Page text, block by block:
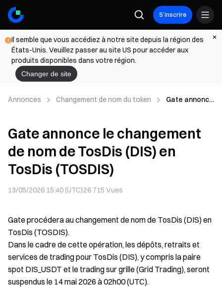
S’inscrire
Il semble que vous accédiez à notre site depuis la région des
États-Unis. Veuillez passer au site US pour accéder aux
produits disponibles dans votre région.
Changer de site
Annonces Changement de nom du token
Gate annonce
de nom de
TosDis (DIS)
en TosDis
Gate annonce le changement
de nom de TosDis (DIS) en
TosDis (TOSDIS)
13/05/2026 15:40 (UTC)26 715 Vues
Gate procédera au changement de nom de TosDis (DIS) en
TosDis (TOSDIS).
Dans le cadre de cette opération, les dépôts, retraits et
services de trading pour TosDis (DIS), y compris la paire
spot DIS_USDT et le trading sur grille (Grid Trading), seront
suspendus le 14 mai 2026 à 02h00 (UTC).